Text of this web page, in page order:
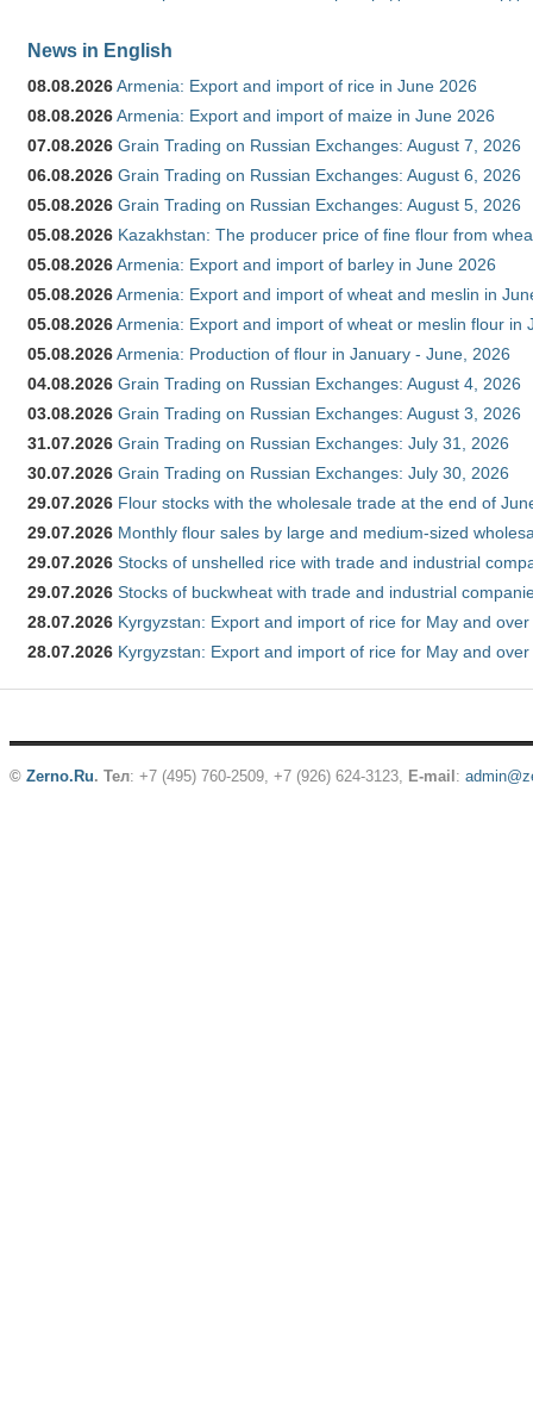
News in English
08.08.2026Armenia: Export and import of rice in June 2026
08.08.2026Armenia: Export and import of maize in June 2026
07.08.2026 Grain Trading on Russian Exchanges: August 7, 2026
06.08.2026 Grain Trading on Russian Exchanges: August 6, 2026
05.08.2026 Grain Trading on Russian Exchanges: August 5, 2026
05.08.2026 Kazakhstan: The producer price of fine flour from
05.08.2026Armenia: Export and import of barley in June 2026
05.08.2026Armenia: Export and import of wheat and meslin in
05.08.2026Armenia: Export and import of wheat or meslin flour in
05.08.2026Armenia: Production of flour in January - June, 2026
04.08.2026 Grain Trading on Russian Exchanges: August 4, 2026
03.08.2026 Grain Trading on Russian Exchanges: August 3, 2026
31.07.2026 Grain Trading on Russian Exchanges: July 31, 2026
30.07.2026 Grain Trading on Russian Exchanges: July 30, 2026
29.07.2026 Flour stocks with the wholesale trade at the end of
29.07.2026 Monthly flour sales by large and medium-sized
29.07.2026 Stocks of unshelled rice with trade and industrial
29.07.2026 Stocks of buckwheat with trade and industrial
28.07.2026 Kyrgyzstan: Export and import of rice for May and
28.07.2026 Kyrgyzstan: Export and import of rice for May and
© Zerno.Ru. Тел: +7 (495) 760-2509, +7 (926) 624-3123, E-mail :